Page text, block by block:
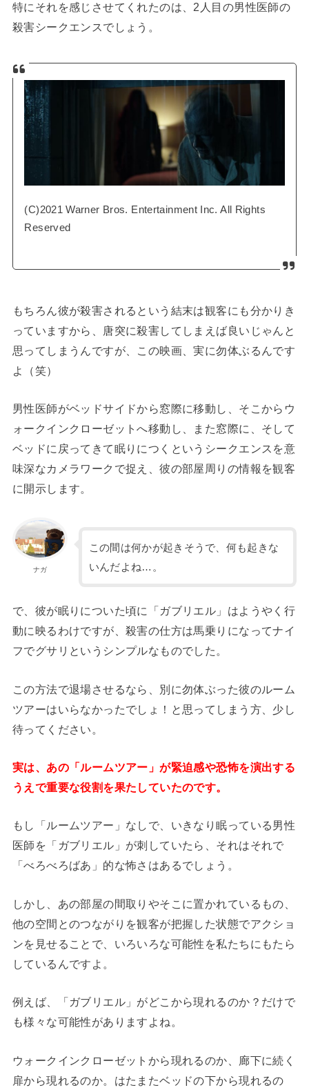
特にそれを感じさせてくれたのは、2人目の男性医師の
殺害シークエンスでしょう。
(C)2021 Warner Bros. Entertainment Inc. All Rights
Reserved
もちろん彼が殺害されるという結末は観客にも分かりき
っていますから、唐突に殺害してしまえば良いじゃんと
思ってしまうんですが、この映画、実に勿体ぶるんです
よ（笑）
男性医師がベッドサイドから窓際に移動し、そこからウ
ォークインクローゼットへ移動し、また窓際に、そして
ベッドに戻ってきて眠りにつくというシークエンスを意
味深なカメラワークで捉え、彼の部屋周りの情報を観客
に開示します。
ナガ
この間は何かが起きそうで、何も起きな
いんだよね…。
で、彼が眠りについた頃に「ガブリエル」はようやく行
動に映るわけですが、殺害の仕方は馬乗りになってナイ
フでグサリというシンプルなものでした。
この方法で退場させるなら、別に勿体ぶった彼のルーム
ツアーはいらなかったでしょ！と思ってしまう方、少し
待ってください。
実は、あの「ルームツアー」が緊迫感や恐怖を演出する
うえで重要な役割を果たしていたのです。
もし「ルームツアー」なしで、いきなり眠っている男性
医師を「ガブリエル」が刺していたら、それはそれで
「べろべろばあ」的な怖さはあるでしょう。
しかし、あの部屋の間取りやそこに置かれているもの、
他の空間とのつながりを観客が把握した状態でアクショ
ンを見せることで、いろいろな可能性を私たちにもたら
しているんですよ。
例えば、「ガブリエル」がどこから現れるのか？だけで
も様々な可能性がありますよね。
ウォークインクローゼットから現れるのか、廊下に続く
扉から現れるのか。はたまたベッドの下から現れるの